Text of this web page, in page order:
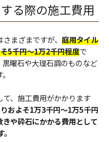
る際の施工費用
まざまですが、 庭用タイル
5千円〜1万2千円程度で
曜石や大理石調のものなど
、施工費用がかかります
およそ1万3千円〜1万5千円
や砕石にかかる費用として